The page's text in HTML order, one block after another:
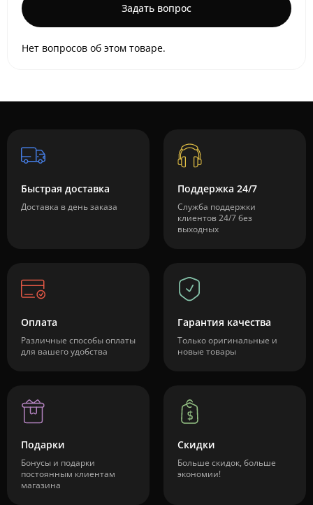
Задать вопрос
Нет вопросов об этом товаре.
Быстрая доставка
Доставка в день заказа
Поддержка 24/7
Служба поддержки
клиентов 24/7 без
выходных
Оплата
Различные способы оплаты
для вашего удобства
Гарантия качества
Только оригинальные и
новые товары
Подарки
Бонусы и подарки
постоянным клиентам
магазина
Скидки
Больше скидок, больше
экономии!